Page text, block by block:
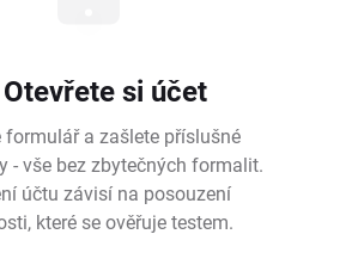
si účet
formulář a zašlete příslušné
- vše bez zbytečných formalit.
účtu závisí na posouzení
které se ověřuje testem.